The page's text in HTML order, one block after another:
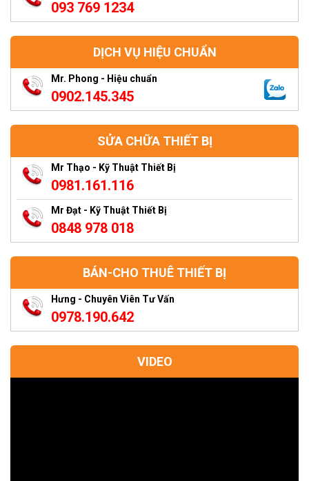
093 769 1234
DỊCH VỤ HIỆU CHUẨN
Mr. Phong - Hiệu chuẩn
0902.145.345
SỬA CHỮA THIẾT BỊ
Mr Thạo - Kỹ Thuật Thiết Bị
0981.161.116
Mr Đạt - Kỹ Thuật Thiết Bị
0848 978 018
BÁN-CHO THUÊ THIẾT BỊ
Hưng - Chuyên Viên Tư Vấn
0978.190.642
VIDEO